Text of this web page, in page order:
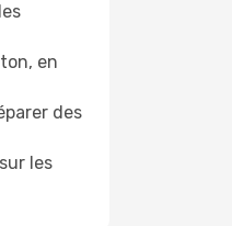
en
des
les